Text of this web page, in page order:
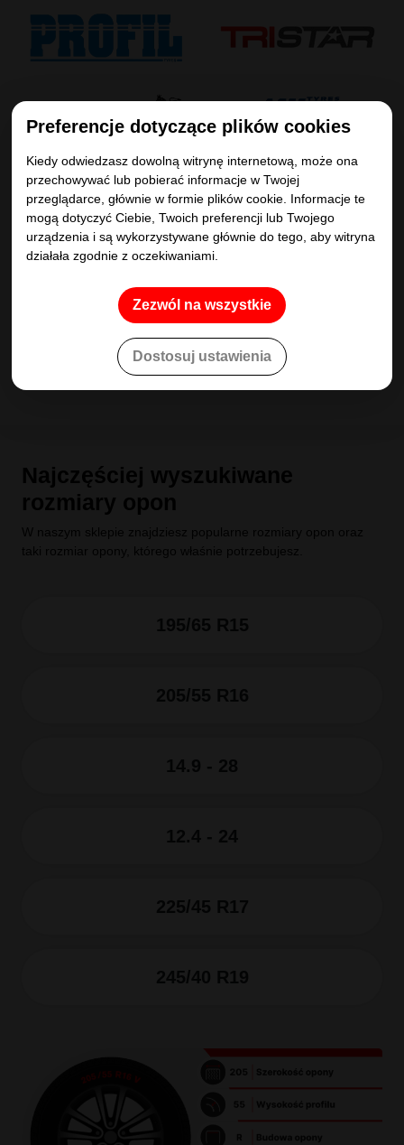
Preferencje dotyczące plików cookies
Kiedy odwiedzasz dowolną witrynę internetową, może ona
przechowywać lub pobierać informacje w Twojej
przeglądarce, głównie w formie plików cookie. Informacje te
mogą dotyczyć Ciebie, Twoich preferencji lub Twojego
urządzenia i są wykorzystywane głównie do tego, aby witryna
działała zgodnie z oczekiwaniami.
Zezwól na wszystkie
Dostosuj ustawienia
Najczęściej wyszukiwane
rozmiary opon
W naszym sklepie znajdziesz popularne rozmiary opon oraz
taki rozmiar opony, którego właśnie potrzebujesz.